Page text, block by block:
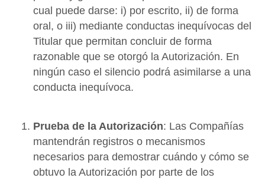
cual puede darse: i) por escrito, ii) de forma
oral, o iii) mediante conductas inequívocas del
Titular que permitan concluir de forma
razonable que se otorgó la Autorización. En
ningún caso el silencio podrá asimilarse a una
conducta inequívoca.
Prueba de la Autorización: Las Compañías
mantendrán registros o mecanismos
necesarios para demostrar cuándo y cómo se
obtuvo la Autorización por parte de los